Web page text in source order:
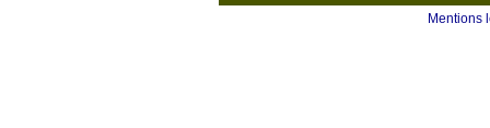
Mentions